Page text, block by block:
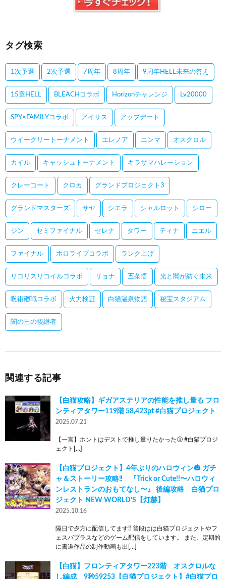
タグ検索
1次予選 2次予選 7周年 8周年 9周年HELL未来の答え
15章HELL BLEACHコラボ Horizonチャレンジ Lv20000
SPY×FAMILYコラボ アイリス アップデート
ウイークリートーナメント エレノア エンマ オスクロル
カイル キャッシュトーナメント キラサマハレーション
クレーコート クロカ グランドプロジェクト3
グランドマスターズ サヤ シエラ シャルロット シロー
ジン セミファイナル セレナ タワー ティナ ニエル
ファイナル ホロライブコラボ ランク上げ
リコリスリコイルコラボ リョナ 五条悟 光と闇が紡ぐ未来
呪術廻戦コラボ 火力検証 白猫温泉物語 秘宝スタジアム
闇の王の後継者
関連する記事
【白猫攻略】ギガアステリアの性能を推し量る フロ
ンティアタワー119階 58,423pt #白猫プロジェクト
2025.07.21
【一言】ホントはデストで推し量りたかった🤧 #白猫プロジ
ェクト[…]
【白猫プロジェクト】4年ぶりのハロウィン🎃 ガチ
ャ＆ストーリー攻略‼ 『Trick or Cute!!〜ハロウィ
ンレストランのおもてなし〜』 後編攻略 白猫プロ
ジェクト NEW WORLD’S【灯赫】
2025.10.16
隔日で夕方に配信してます‼ 普段はは白猫プロジェクトやフ
ェスバプラスなどのゲーム配信をしています。 また、定期的
に書道作品の制作動画も出[…]
【白猫】フロンティアタワー223階 オスクロルな
し編成 9秒59253【白猫プロジェクト】#白猫プロ